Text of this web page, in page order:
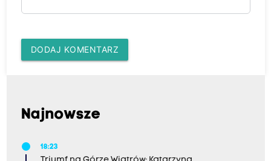
DODAJ KOMENTARZ
Najnowsze
18:23